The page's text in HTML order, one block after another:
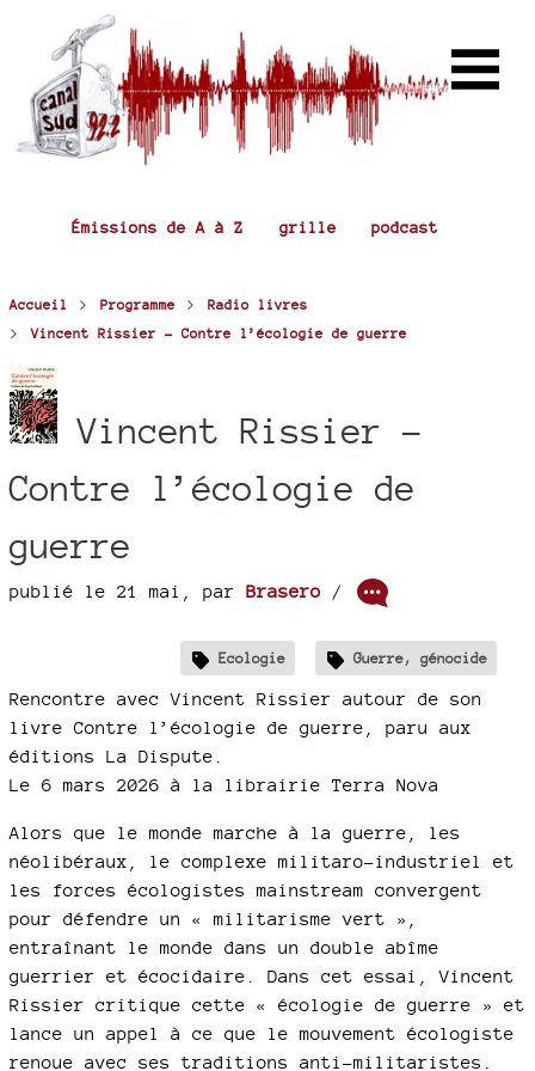
Émissions de A à Z grille podcast
Accueil > Programme > Radio livres
>Vincent Rissier - Contre l’écologie de guerre
Vincent Rissier -
Contre l’écologie de
guerre
publié le 21 mai par Brasero /
Ecologie Guerre, génocide
Rencontre avec Vincent Rissier autour de son
livre Contre l’écologie de guerre, paru aux
éditions La Dispute.
Le 6 mars 2026 à la librairie Terra Nova
Alors que le monde marche à la guerre, les
néolibéraux, le complexe militaro-industriel et
les forces écologistes mainstream convergent
pour défendre un « militarisme vert »,
entraînant le monde dans un double abîme
guerrier et écocidaire. Dans cet essai, Vincent
Rissier critique cette « écologie de guerre » et
lance un appel à ce que le mouvement écologiste
renoue avec ses traditions anti-militaristes.